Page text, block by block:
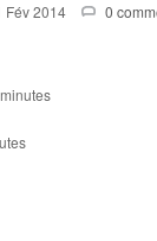
Fév 2014
0